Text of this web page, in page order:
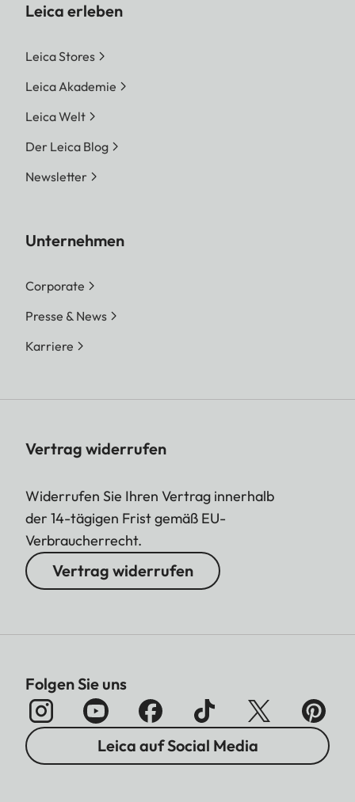
Leica erleben
Leica Stores
Leica Akademie
Leica Welt
Der Leica Blog
Newsletter
Unternehmen
Corporate
Presse & News
Karriere
Vertrag widerrufen
Widerrufen Sie Ihren Vertrag innerhalb
der 14-tägigen Frist gemäß EU-
Verbraucherrecht.
Vertrag widerrufen
Folgen Sie uns
Leica auf Social Media